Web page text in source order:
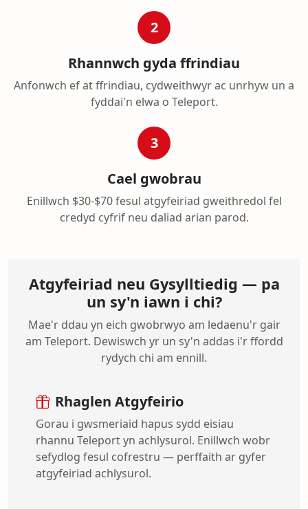
2
Rhannwch gyda ffrindiau
Anfonwch ef at ffrindiau, cydweithwyr ac unrhyw un a
fyddai'n elwa o Teleport.
3
Cael gwobrau
Enillwch $30-$70 fesul atgyfeiriad gweithredol fel
credyd cyfrif neu daliad arian parod.
Atgyfeiriad neu Gysylltiedig — pa
un sy'n iawn i chi?
Mae'r ddau yn eich gwobrwyo am ledaenu'r gair
am Teleport. Dewiswch yr un sy'n addas i'r ffordd
rydych chi am ennill.
Rhaglen Atgyfeirio
Gorau i gwsmeriaid hapus sydd eisiau
rhannu Teleport yn achlysurol. Enillwch wobr
sefydlog fesul cofrestru — perffaith ar gyfer
atgyfeiriad achlysurol.